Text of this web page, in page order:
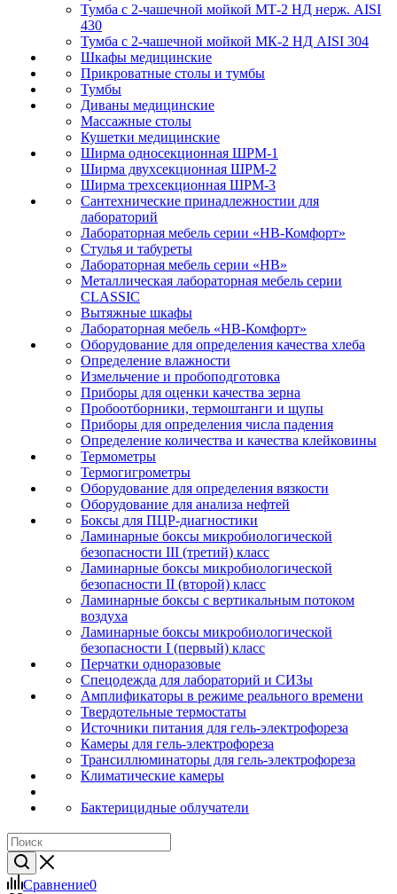
Тумба с 2-чашечной мойкой МТ-2 НД нерж. AISI
430
Тумба с 2-чашечной мойкой МК-2 НД AISI 304
Шкафы медицинские
Прикроватные столы и тумбы
Тумбы
Диваны медицинские
Массажные столы
Кушетки медицинские
Ширма односекционная ШРМ-1
Ширма двухсекционная ШРМ-2
Ширма трехсекционная ШРМ-3
Сантехнические принадлежностии для
лабораторий
Лабораторная мебель серии «НВ-Комфорт»
Стулья и табуреты
Лабораторная мебель серии «НВ»
Металлическая лабораторная мебель серии
CLASSIC
Вытяжные шкафы
Лабораторная мебель «НВ-Комфорт»
Оборудование для определения качества хлеба
Определение влажности
Измельчение и пробоподготовка
Приборы для оценки качества зерна
Пробоотборники, термоштанги и щупы
Приборы для определения числа падения
Определение количества и качества клейковины
Термометры
Термогигрометры
Оборудование для определения вязкости
Оборудование для анализа нефтей
Боксы для ПЦР-диагностики
Ламинарные боксы микробиологической
безопасности III (третий) класс
Ламинарные боксы микробиологической
безопасности II (второй) класс
Ламинарные боксы с вертикальным потоком
воздуха
Ламинарные боксы микробиологической
безопасности I (первый) класс
Перчатки одноразовые
Спецодежда для лабораторий и СИЗы
Амплификаторы в режиме реального времени
Твердотельные термостаты
Источники питания для гель-электрофореза
Камеры для гель-электрофореза
Трансиллюминаторы для гель-электрофореза
Климатические камеры
Бактерицидные облучатели
Сравнение0